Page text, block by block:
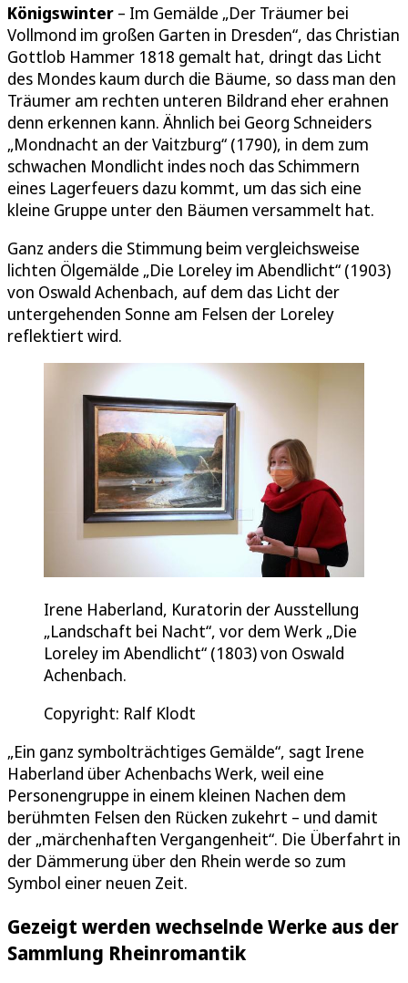
Königswinter – Im Gemälde „Der Träumer bei
Vollmond im großen Garten in Dresden“, das Christian
Gottlob Hammer 1818 gemalt hat, dringt das Licht
des Mondes kaum durch die Bäume, so dass man den
Träumer am rechten unteren Bildrand eher erahnen
denn erkennen kann. Ähnlich bei Georg Schneiders
„Mondnacht an der Vaitzburg“ (1790), in dem zum
schwachen Mondlicht indes noch das Schimmern
eines Lagerfeuers dazu kommt, um das sich eine
kleine Gruppe unter den Bäumen versammelt hat.
Ganz anders die Stimmung beim vergleichsweise
lichten Ölgemälde „Die Loreley im Abendlicht“ (1903)
von Oswald Achenbach, auf dem das Licht der
untergehenden Sonne am Felsen der Loreley
reflektiert wird.
Irene Haberland, Kuratorin der Ausstellung
„Landschaft bei Nacht“, vor dem Werk „Die
Loreley im Abendlicht“ (1803) von Oswald
Achenbach.
Copyright: Ralf Klodt
„Ein ganz symbolträchtiges Gemälde“, sagt Irene
Haberland über Achenbachs Werk, weil eine
Personengruppe in einem kleinen Nachen dem
berühmten Felsen den Rücken zukehrt – und damit
der „märchenhaften Vergangenheit“. Die Überfahrt in
der Dämmerung über den Rhein werde so zum
Symbol einer neuen Zeit.
Gezeigt werden wechselnde Werke aus der
Sammlung Rheinromantik